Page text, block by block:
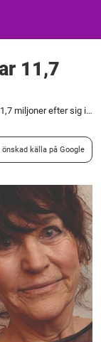
11,7
Birgitta Andersson lämnar 11,7 miljoner efter sig i arv
källa på Google